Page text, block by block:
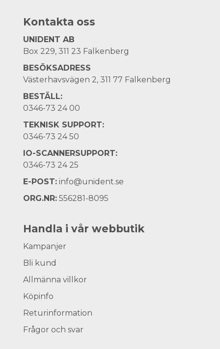
Kontakta oss
UNIDENT AB
Box 229, 311 23 Falkenberg
BESÖKSADRESS
Västerhavsvägen 2, 311 77 Falkenberg
BESTÄLL:
0346-73 24 00
TEKNISK SUPPORT:
0346-73 24 50
IO-SCANNERSUPPORT:
0346-73 24 25
E-POST: info@unident.se
ORG.NR: 556281-8095
Handla i vår webbutik
Kampanjer
Bli kund
Allmänna villkor
Köpinfo
Returinformation
Frågor och svar